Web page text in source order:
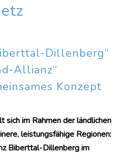
Dillenberg“
Allianz“
Konzept
sich im Rahmen der ländlichen
leistungsfähige Regionen:
Biberttal-Dillenberg im